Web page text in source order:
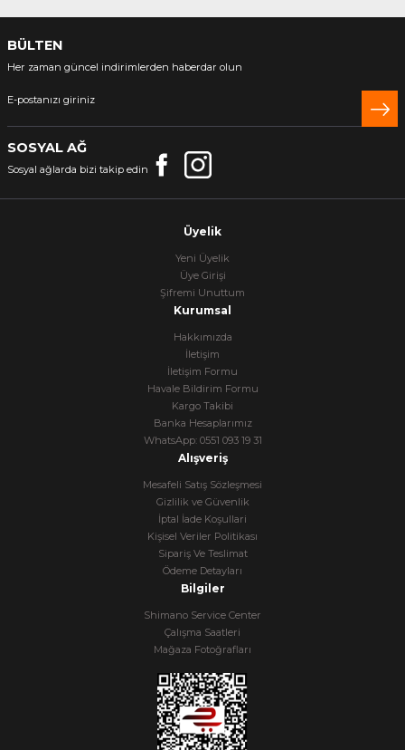
BÜLTEN
Her zaman güncel indirimlerden haberdar olun
SOSYAL AĞ
Sosyal ağlarda bizi takip edin
Üyelik
Yeni Üyelik
Üye Girişi
Şifremi Unuttum
Kurumsal
Hakkımızda
İletişim
İletişim Formu
Havale Bildirim Formu
Kargo Takibi
Banka Hesaplarımız
WhatsApp: 0551 093 19 31
Alışveriş
Mesafeli Satış Sözleşmesi
Gizlilik ve Güvenlik
İptal İade Koşullari
Kişisel Veriler Politikası
Sipariş Ve Teslimat
Ödeme Detayları
Bilgiler
Shimano Service Center
Çalışma Saatleri
Mağaza Fotoğrafları